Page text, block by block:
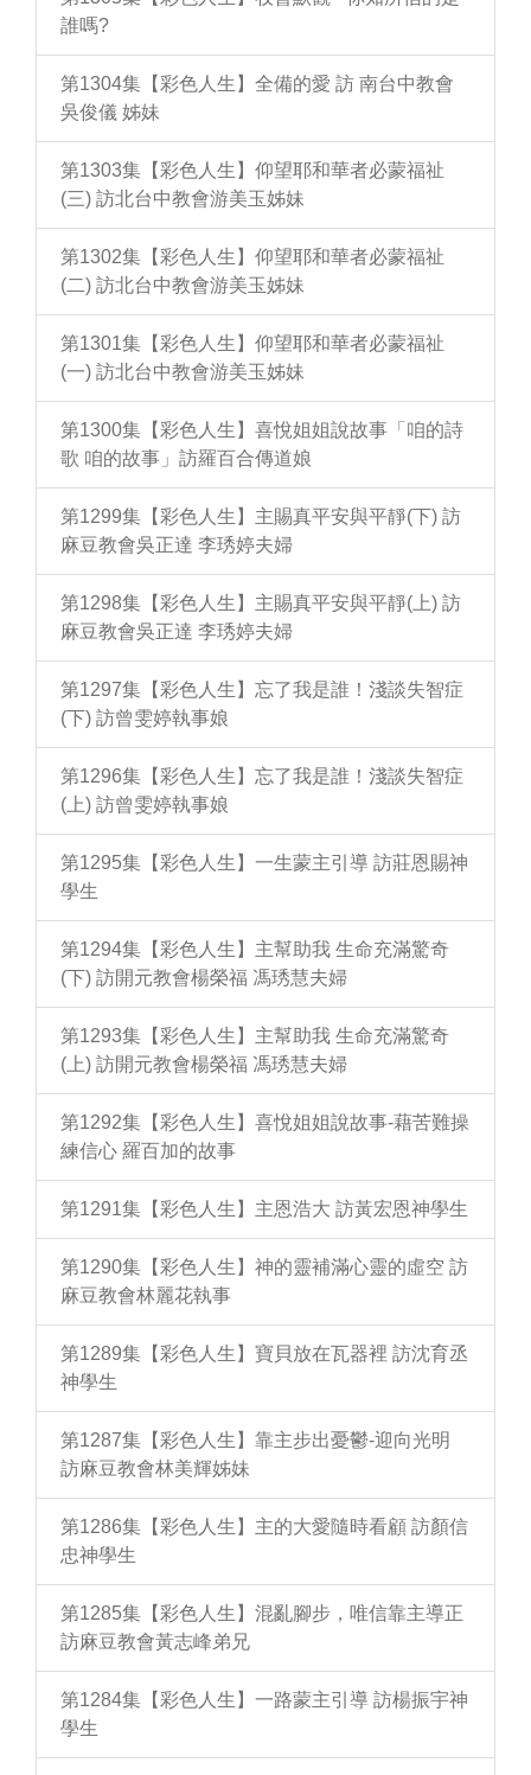
誰嗎?
第1304集【彩色人生】全備的愛 訪 南台中教會
吳俊儀 姊妹
第1303集【彩色人生】仰望耶和華者必蒙福祉
(三) 訪北台中教會游美玉姊妹
第1302集【彩色人生】仰望耶和華者必蒙福祉
(二) 訪北台中教會游美玉姊妹
第1301集【彩色人生】仰望耶和華者必蒙福祉
(一) 訪北台中教會游美玉姊妹
第1300集【彩色人生】喜悅姐姐說故事「咱的詩
歌 咱的故事」訪羅百合傳道娘
第1299集【彩色人生】主賜真平安與平靜(下) 訪
麻豆教會吳正達 李琇婷夫婦
第1298集【彩色人生】主賜真平安與平靜(上) 訪
麻豆教會吳正達 李琇婷夫婦
第1297集【彩色人生】忘了我是誰！淺談失智症
(下) 訪曾雯婷執事娘
第1296集【彩色人生】忘了我是誰！淺談失智症
(上) 訪曾雯婷執事娘
第1295集【彩色人生】一生蒙主引導 訪莊恩賜神
學生
第1294集【彩色人生】主幫助我 生命充滿驚奇
(下) 訪開元教會楊榮福 馮琇慧夫婦
第1293集【彩色人生】主幫助我 生命充滿驚奇
(上) 訪開元教會楊榮福 馮琇慧夫婦
第1292集【彩色人生】喜悅姐姐說故事-藉苦難操
練信心 羅百加的故事
第1291集【彩色人生】主恩浩大 訪黃宏恩神學生
第1290集【彩色人生】神的靈補滿心靈的虛空 訪
麻豆教會林麗花執事
第1289集【彩色人生】寶貝放在瓦器裡 訪沈育丞
神學生
第1287集【彩色人生】靠主步出憂鬱-迎向光明
訪麻豆教會林美輝姊妹
第1286集【彩色人生】主的大愛隨時看顧 訪顏信
忠神學生
第1285集【彩色人生】混亂腳步，唯信靠主導正
訪麻豆教會黃志峰弟兄
第1284集【彩色人生】一路蒙主引導 訪楊振宇神
學生